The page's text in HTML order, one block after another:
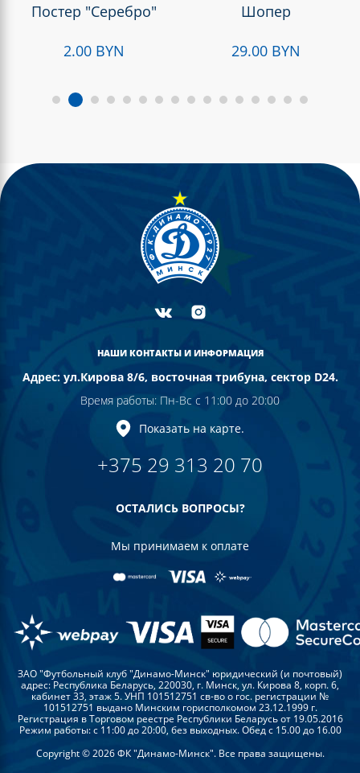
Постер "Серебро"
2.00 BYN
Шопер
29.00 BYN
НАШИ КОНТАКТЫ И ИНФОРМАЦИЯ
Адрес: ул.Кирова 8/6, восточная трибуна, сектор D24.
Время работы: Пн-Вс с 11:00 до 20:00
Показать на карте.
+375 29 313 20 70
ОСТАЛИСЬ ВОПРОСЫ?
Мы принимаем к оплате
ЗАО "Футбольный клуб "Динамо-Минск" юридический (и почтовый)
адрес: Республика Беларусь, 220030, г. Минск, ул. Кирова 8, корп. 6,
кабинет 33, этаж 5. УНП 101512751 св-во о гос. регистрации №
101512751 выдано Минским горисполкомом 23.12.1999 г.
Регистрация в Торговом реестре Республики Беларусь от 19.05.2016
Режим работы: с 11:00 до 20:00, без выходных. Обед с 15.00 до 16.00
Copyright © 2026 ФК "Динамо-Минск". Все права защищены.